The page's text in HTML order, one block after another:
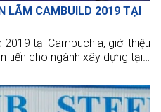
LÃM CAMBUILD 2019 TẠI
tại Campuchia, giới thiệu
tiến cho ngành xây dựng tại